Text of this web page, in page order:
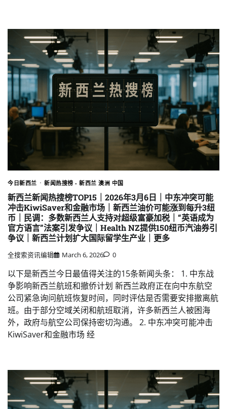
今日新西兰 新闻热搜榜 - 新西兰 澳洲 中国
新西兰新闻热搜榜TOP15｜2026年3月6日｜中东冲突可能
冲击KiwiSaver和金融市场｜新西兰油价可能涨到每升3纽
币｜民调：多数新西兰人支持对超级富豪加税｜“英语成为
官方语言”法案引发争议｜Health NZ提供150纽币汽油券引
争议｜新西兰计划扩大国际留学生产业｜更多
全搜索资讯编辑 March 6, 2026 0
以下是新西兰今日最值得关注的15条新闻头条： 1. 中东战
争影响新西兰航班和撤侨计划 新西兰政府正在向中东航空
公司紧急询问航班恢复时间，同时评估是否需要安排撤离航
班。由于部分空域关闭和航班取消，许多新西兰人被困海
外，政府与航空公司保持密切沟通。 2. 中东冲突可能冲击
KiwiSaver和金融市场 经